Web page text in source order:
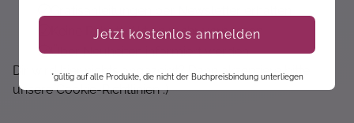
Keine Rabatt-Aktion mehr verpassen
Über Neuheiten informiert werden
Dir wird hier nichts angezeigt? Dann akzeptiere bitte
unsere Cookie-Richtlinien :)
Jetzt kostenlos anmelden
*gültig auf alle Produkte, die nicht der Buchpreisbindung unterliegen